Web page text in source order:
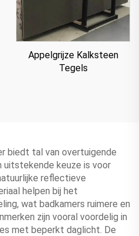
Appelgrijze Kalksteen
Tegels
biedt tal van overtuigende
uitstekende keuze is voor
reflectieve
helpen bij het
wat badkamers ruimere en
zijn vooral voordelig in
met beperkt daglicht. De